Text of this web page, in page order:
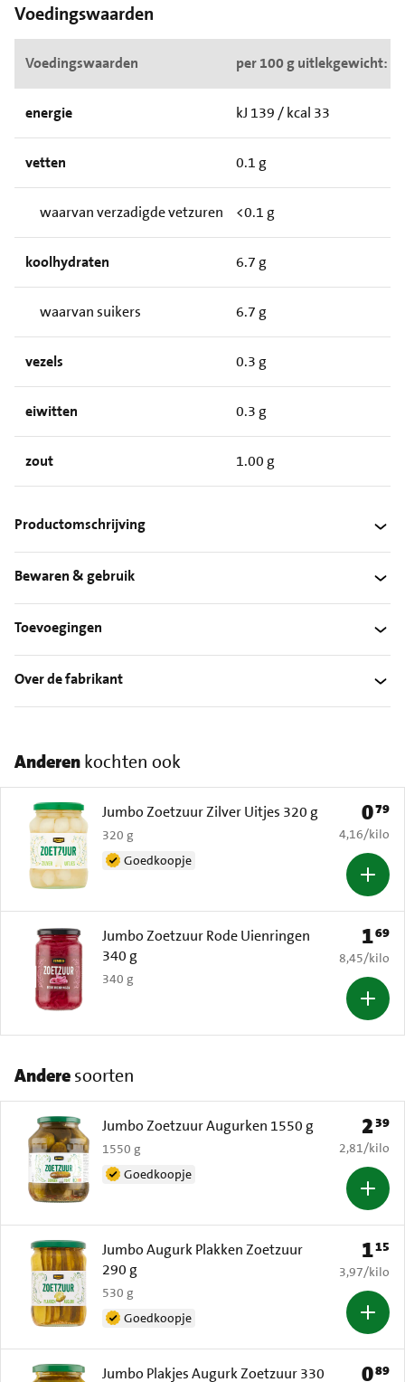
Voedingswaarden
Voedingswaarden per 100 g uitlekgewicht:
energie kJ 139 / kcal 33
vetten 0.1 g
waarvan verzadigde vetzuren <0.1 g
koolhydraten 6.7 g
waarvan suikers 6.7 g
vezels 0.3 g
eiwitten 0.3 g
zout 1.00 g
Productomschrijving
Bewaren & gebruik
Toevoegingen
Over de fabrikant
Anderenkochten ook
Jumbo Zoetzuur Zilver Uitjes 320 g
320 g
Goedkoopje
Prijs:
079
€ 4,16 per
4,16/kilo
Jumbo Zoetzuur Rode Uienringen
340 g
340 g
Prijs:
169
€ 8,45 per
8,45/kilo
Anderesoorten
Jumbo Zoetzuur Augurken 1550 g
1550 g
Goedkoopje
Prijs:
239
€ 2,81 per
2,81/kilo
Jumbo Augurk Plakken Zoetzuur
290 g
530 g
Goedkoopje
Prijs:
115
€ 3,97 per
3,97/kilo
Jumbo Plakjes Augurk Zoetzuur 330
Prijs:
089